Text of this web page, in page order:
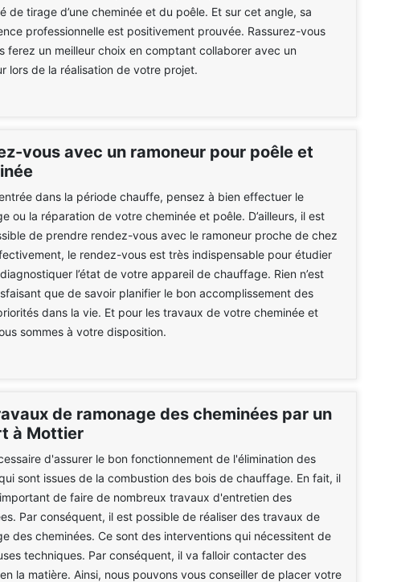
de tirage d’une cheminée et du poêle. Et sur cet angle, sa
professionnelle est positivement prouvée. Rassurez-vous
ferez un meilleur choix en comptant collaborer avec un
lors de la réalisation de votre projet.
vous avec un ramoneur pour poêle et
dans la période chauffe, pensez à bien effectuer le
ou la réparation de votre cheminée et poêle. D’ailleurs, il est
de prendre rendez-vous avec le ramoneur proche de chez
le rendez-vous est très indispensable pour étudier
l’état de votre appareil de chauffage. Rien n’est
que de savoir planifier le bon accomplissement des
dans la vie. Et pour les travaux de votre cheminée et
sommes à votre disposition.
de ramonage des cheminées par un
à Mottier
d'assurer le bon fonctionnement de l'élimination des
sont issues de la combustion des bois de chauffage. En fait, il
de faire de nombreux travaux d'entretien des
Par conséquent, il est possible de réaliser des travaux de
des cheminées. Ce sont des interventions qui nécessitent de
techniques. Par conséquent, il va falloir contacter des
la matière. Ainsi, nous pouvons vous conseiller de placer votre